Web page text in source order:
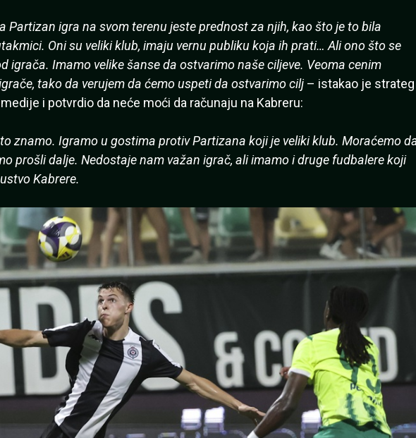
Partizan igra na svom terenu jeste prednost za njih, kao što je to bila
Oni su veliki klub, imaju vernu publiku koja ih prati… Ali ono što se
igrača. Imamo velike šanse da ostvarimo naše ciljeve. Veoma cenim
tako da verujem da ćemo uspeti da ostvarimo cilj– istakao je strateg
i potvrdio da neće moći da računaju na Kabreru:
znamo. Igramo u gostima protiv Partizana koji je veliki klub. Moraćemo
prošli dalje. Nedostaje nam važan igrač, ali imamo i druge fudbalere koji
Kabrere.